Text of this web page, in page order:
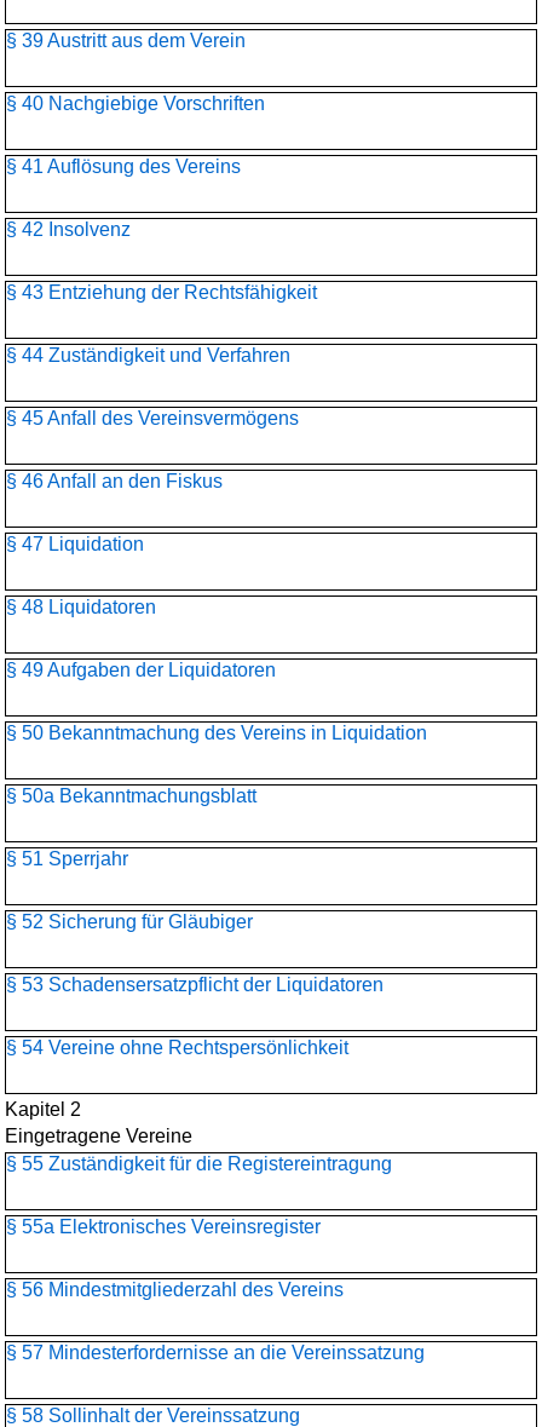
§ 39 Austritt aus dem Verein
§ 40 Nachgiebige Vorschriften
§ 41 Auflösung des Vereins
§ 42 Insolvenz
§ 43 Entziehung der Rechtsfähigkeit
§ 44 Zuständigkeit und Verfahren
§ 45 Anfall des Vereinsvermögens
§ 46 Anfall an den Fiskus
§ 47 Liquidation
§ 48 Liquidatoren
§ 49 Aufgaben der Liquidatoren
§ 50 Bekanntmachung des Vereins in Liquidation
§ 50a Bekanntmachungsblatt
§ 51 Sperrjahr
§ 52 Sicherung für Gläubiger
§ 53 Schadensersatzpflicht der Liquidatoren
§ 54 Vereine ohne Rechtspersönlichkeit
Kapitel 2
Eingetragene Vereine
§ 55 Zuständigkeit für die Registereintragung
§ 55a Elektronisches Vereinsregister
§ 56 Mindestmitgliederzahl des Vereins
§ 57 Mindesterfordernisse an die Vereinssatzung
§ 58 Sollinhalt der Vereinssatzung